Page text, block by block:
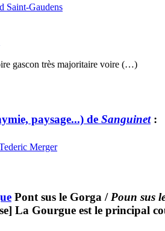
Saint-Gaudens
gascon très majoritaire voire (…)
paysage...) de Sanguinet:
Merger
Pont sus le Gorga / Poun sus
La Gourgue est le principal